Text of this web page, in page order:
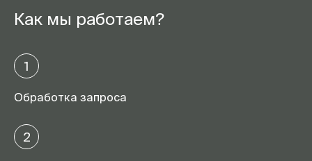
Как мы работаем?
1
Обработка запроса
2